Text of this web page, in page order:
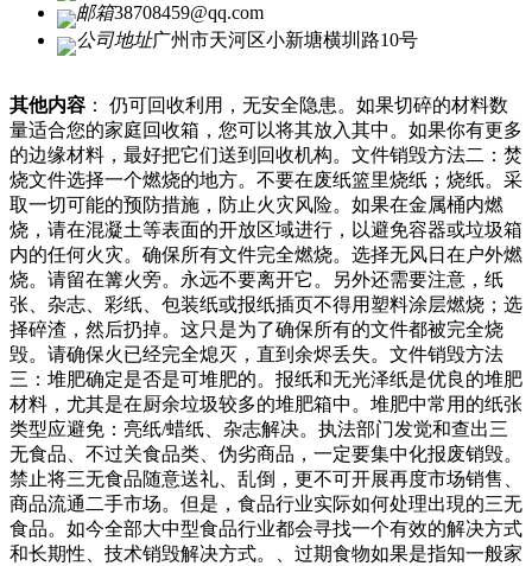
邮箱38708459@qq.com
公司地址广州市天河区小新塘横圳路10号
其他内容 ： 仍可回收利用，无安全隐患。如果切碎的材料数
量适合您的家庭回收箱，您可以将其放入其中。如果你有更多
的边缘材料，最好把它们送到回收机构。文件销毁方法二：焚
烧文件选择一个燃烧的地方。不要在废纸篮里烧纸；烧纸。采
取一切可能的预防措施，防止火灾风险。如果在金属桶内燃
烧，请在混凝土等表面的开放区域进行，以避免容器或垃圾箱
内的任何火灾。确保所有文件完全燃烧。选择无风日在户外燃
烧。请留在篝火旁。永远不要离开它。另外还需要注意，纸
张、杂志、彩纸、包装纸或报纸插页不得用塑料涂层燃烧；选
择碎渣，然后扔掉。这只是为了确保所有的文件都被完全烧
毁。请确保火已经完全熄灭，直到余烬丢失。文件销毁方法
三：堆肥确定是否是可堆肥的。报纸和无光泽纸是优良的堆肥
材料，尤其是在厨余垃圾较多的堆肥箱中。堆肥中常用的纸张
类型应避免：亮纸/蜡纸、杂志解决。执法部门发觉和查出三
无食品、不过关食品类、伪劣商品，一定要集中化报废销毁。
禁止将三无食品随意送礼、乱倒，更不可开展再度市场销售、
商品流通二手市场。但是，食品行业实际如何处理出現的三无
食品。如今全部大中型食品行业都会寻找一个有效的解决方式
和长期性、技术销毁解决方式。、过期食物如果是指知一般家